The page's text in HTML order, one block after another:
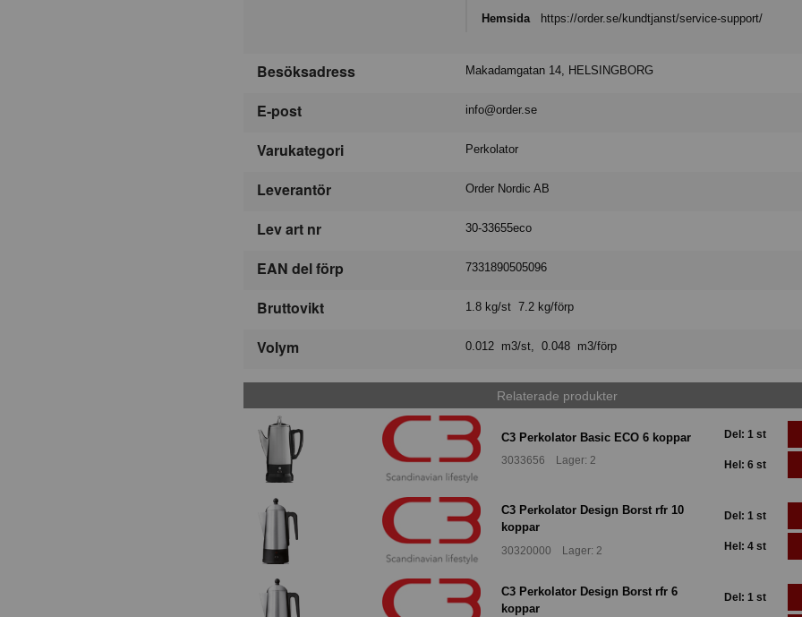
Hemsida
https://order.se/kundtjanst/service-support/
Besöksadress Makadamgatan 14, HELSINGBORG
E-post info@order.se
Varukategori Perkolator
Leverantör Order Nordic AB
Lev art nr 30-33655eco
EAN del förp 7331890505096
Bruttovikt 1.8 kg/st 7.2 kg/förp
Volym 0.012 m3/st, 0.048 m3/förp
Relaterade produkter
C3 Perkolator Basic ECO 6 koppar
3033656 Lager: 2
Del: 1 st
Hel: 6 st
C3 Perkolator Design Borst rfr 10
koppar
30320000 Lager: 2
Del: 1 st
Hel: 4 st
C3 Perkolator Design Borst rfr 6
koppar
Del: 1 st